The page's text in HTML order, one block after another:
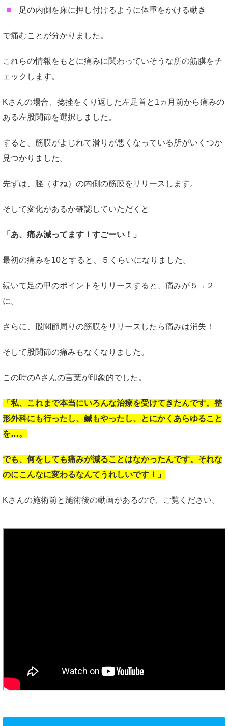
足の内側を床に押し付けるように体重をかける動き
で痛むことが分かりました。
これらの情報をもとに痛みに関わっていそうな所の筋膜をチ
ェックします。
Kさんの場合、捻挫をくり返した左足首と1ヵ月前から痛みの
ある左股関節を選択しました。
すると、筋膜がよじれて滑りが悪くなっている所がいくつか
見つかりました。
先ずは、脛（すね）の内側の筋膜をリリースします。
そして変化があるか確認していただくと
「あ、痛み減ってます！すごーい！」
最初の痛みを10とすると、５くらいになりました。
続いて足の甲のポイントをリリースすると、痛みが５→２
に。
さらに、股関節周りの筋膜をリリースしたら痛みは消失！
そして股関節の痛みもなくなりました。
この時のAさんの言葉が印象的でした。
「私、これまで本当にいろんな治療を受けてきたんです。整
形外科にも行ったし、鍼もやったし、とにかくあらゆること
を…。
でも、何をしても痛みが減ることはなかったんです。それな
のにこんなに変わるなんてうれしいです！」
Kさんの施術前と施術後の動画があるので、ご覧ください。